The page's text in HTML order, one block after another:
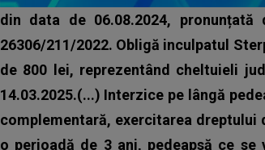
din data de 06.08.2024,
26306/211/2022. Obligă inculpatul
de 800 lei, reprezentând cheltuieli
14.03.2025.(...) Interzice pe lângă
complementară, exercitarea
o perioadă de 3 ani, pedeapsă ce